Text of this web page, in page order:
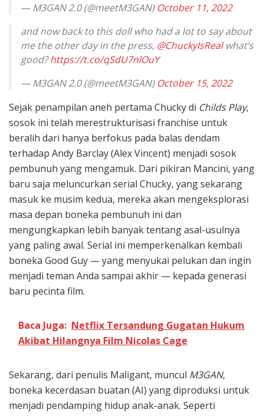
— M3GAN 2.0 (@meetM3GAN) October 11, 2022
and now back to this doll who had a lot to say about
me the other day in the press, @ChuckyIsRealwhat’s
good?https://t.co/qSdU7nlOuY
— M3GAN 2.0 (@meetM3GAN) October 15, 2022
Sejak penampilan aneh pertama Chucky di Childs Play,
sosok ini telah merestrukturisasi franchise untuk
beralih dari hanya berfokus pada balas dendam
terhadap Andy Barclay (Alex Vincent) menjadi sosok
pembunuh yang mengamuk. Dari pikiran Mancini, yang
baru saja meluncurkan serial Chucky, yang sekarang
masuk ke musim kedua, mereka akan mengeksplorasi
masa depan boneka pembunuh ini dan
mengungkapkan lebih banyak tentang asal-usulnya
yang paling awal. Serial ini memperkenalkan kembali
boneka Good Guy — yang menyukai pelukan dan ingin
menjadi teman Anda sampai akhir — kepada generasi
baru pecinta film.
Baca Juga: Netflix Tersandung Gugatan Hukum
Akibat Hilangnya Film Nicolas Cage
Sekarang, dari penulis Maligant, muncul M3GAN,
boneka kecerdasan buatan (AI) yang diproduksi untuk
menjadi pendamping hidup anak-anak. Seperti